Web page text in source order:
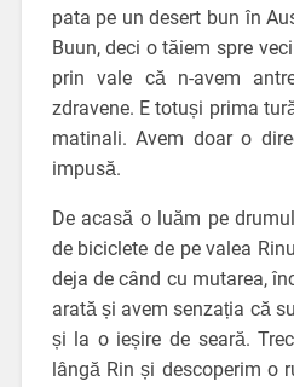
pata pe un desert bun în
Buun, deci o tăiem spre
prin vale că n-avem
zdravene. E totuși prima
matinali. Avem doar o
impusă.
De acasă o luăm pe
de biciclete de pe valea
deja de când cu mutarea,
arată și avem senzația că
și la o ieșire de seară.
lângă Rin și descoperim o